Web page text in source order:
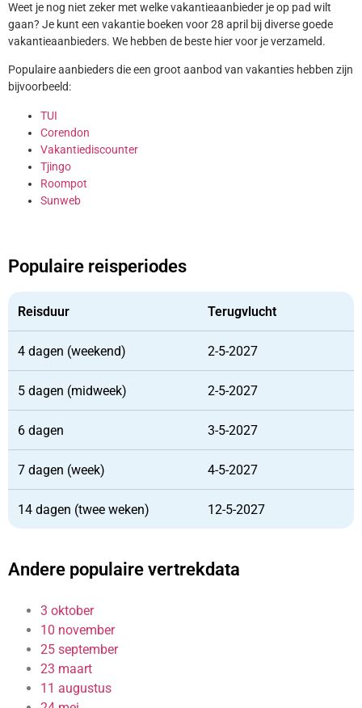
Weet je nog niet zeker met welke vakantieaanbieder je op pad wilt
gaan? Je kunt een vakantie boeken voor 28 april bij diverse goede
vakantieaanbieders. We hebben de beste hier voor je verzameld.
Populaire aanbieders die een groot aanbod van vakanties hebben zijn
bijvoorbeeld:
TUI
Corendon
Vakantiediscounter
Tjingo
Roompot
Sunweb
Populaire reisperiodes
Reisduur Terugvlucht
4 dagen (weekend) 2-5-2027
5 dagen (midweek) 2-5-2027
6 dagen 3-5-2027
7 dagen (week) 4-5-2027
14 dagen (twee weken) 12-5-2027
Andere populaire vertrekdata
3 oktober
10 november
25 september
23 maart
11 augustus